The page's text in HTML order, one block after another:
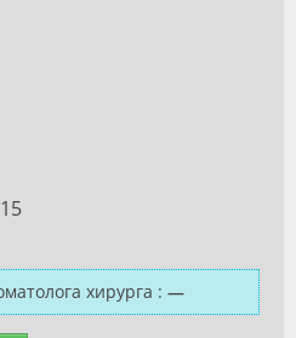
хирурга : —